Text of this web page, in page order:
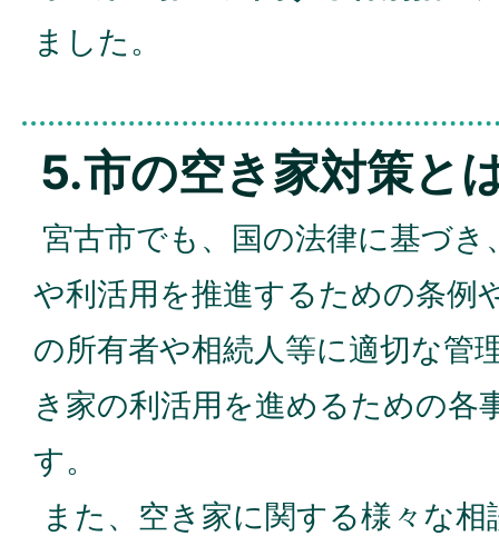
ました。
5.市の空き家対策と
宮古市でも、国の法律に基づ
や利活用を推進するための条例
の所有者や相続人等に適切な管
き家の利活用を進めるための各
す。
また、空き家に関する様々な